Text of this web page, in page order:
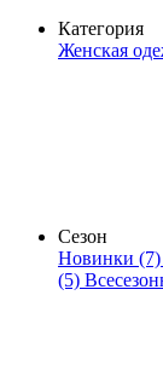
Категория
Женская
Сезон
Новинки (7)
(5)